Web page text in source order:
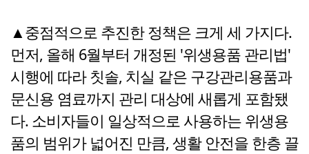
▲중점적으로 추진한 정책은 크게 세 가지다.
먼저, 올해 6월부터 개정된 '위생용품 관리법'
시행에 따라 칫솔, 치실 같은 구강관리용품과
문신용 염료까지 관리 대상에 새롭게 포함됐
다. 소비자들이 일상적으로 사용하는 위생용
품의 범위가 넓어진 만큼, 생활 안전을 한층 끌